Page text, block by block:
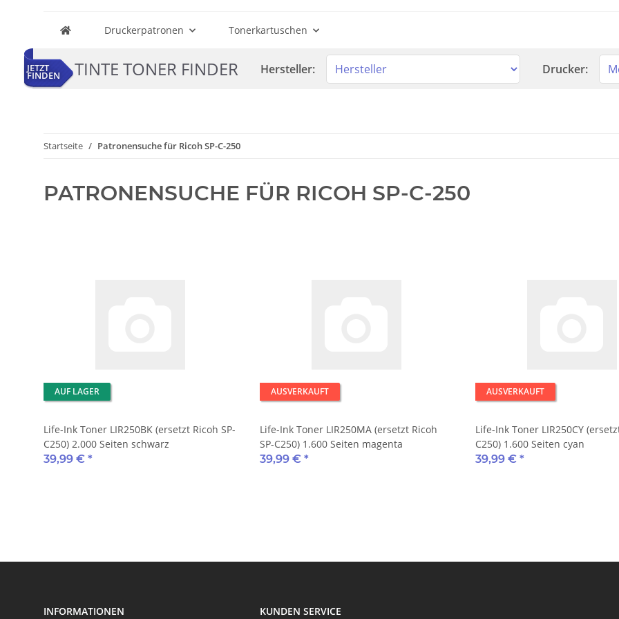
Druckerpatronen Tonerkartuschen
JETZT
FINDEN TINTE TONER FINDER Hersteller: Drucker:
Startseite Patronensuche für Ricoh SP-C-250
PATRONENSUCHE FÜR RICOH SP-C-250
AUF LAGER
Life-Ink Toner LIR250BK (ersetzt Ricoh SP-
C250) 2.000 Seiten schwarz
39,99 € *
AUSVERKAUFT
Life-Ink Toner LIR250MA (ersetzt Ricoh
SP-C250) 1.600 Seiten magenta
39,99 € *
AUSVERKAUFT
Life-Ink Toner LIR250CY
C250) 1.600 Seiten cyan
39,99 € *
INFORMATIONEN KUNDEN SERVICE